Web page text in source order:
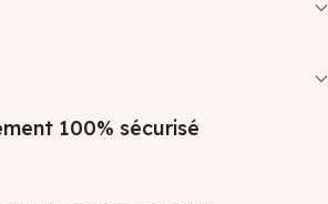
100% sécurisé